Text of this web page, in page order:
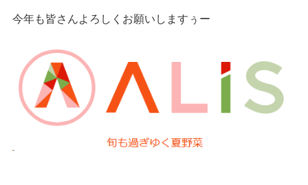
今年も皆さんよろしくお願いしますぅー